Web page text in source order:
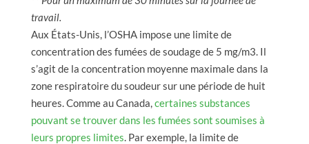
travail.
Aux États-Unis, l’OSHA impose une limite de
concentration des fumées de soudage de 5 mg/m3. Il
s’agit de la concentration moyenne maximale dans la
zone respiratoire du soudeur sur une période de huit
heures. Comme au Canada,certaines substances
pouvant se trouver dans les fumées sont soumises à
leurs propres limites. Par exemple, la limite de